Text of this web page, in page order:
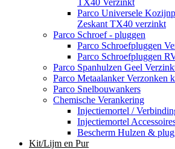
TX40 Verzinkt
Parco Universele
Zeskant TX40 verzinkt
Parco Schroef - pluggen
Parco Schroefpluggen
Parco Schroefpluggen
Parco Spanhulzen Geel
Parco Metaalanker Verzonken
Parco Snelbouwankers
Chemische Verankering
Injectiemortel /
Injectiemortel
Bescherm Hulzen &
Kit/Lijm en Pur